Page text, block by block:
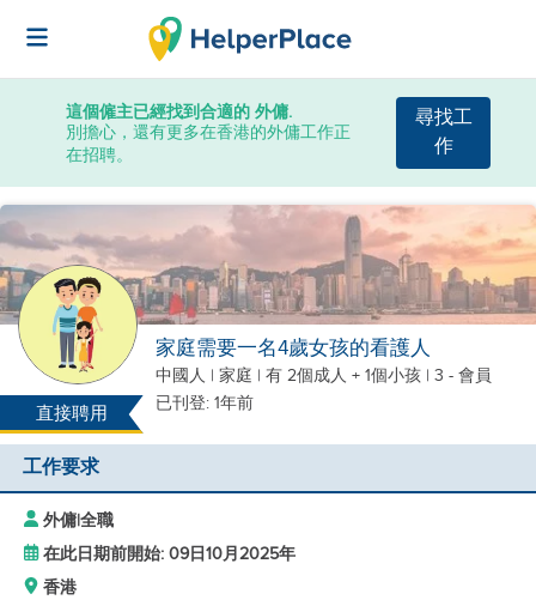
這個僱主已經找到合適的 外傭.
別擔心，還有更多在香港的外傭工作正
在招聘。
尋找工
作
直接聘用
家庭需要一名4歲女孩的看護人
中國人 | 家庭 | 有 2個成人 + 1個小孩 | 3 - 會員
已刊登: 1年前
工作要求
外傭|全職
在此日期前開始: 09日10月2025年
香港